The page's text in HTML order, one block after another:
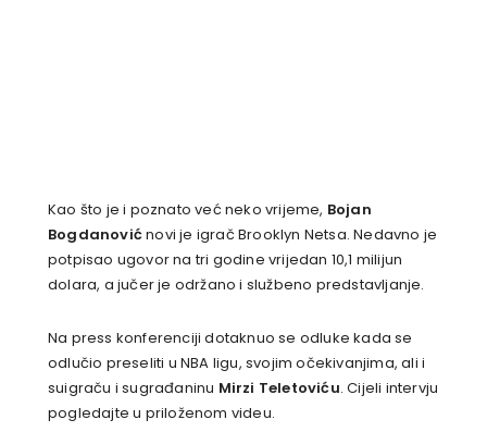
Kao što je i poznato već neko vrijeme, Bojan
Bogdanovićnovi je igrač Brooklyn Netsa. Nedavno je
potpisao ugovor na tri godine vrijedan 10,1 milijun
dolara, a jučer je održano i službeno predstavljanje.
Na press konferenciji dotaknuo se odluke kada se
odlučio preseliti u NBA ligu, svojim očekivanjima, ali i
suigraču i sugrađaninu Mirzi Teletoviću. Cijeli intervju
pogledajte u priloženom videu.